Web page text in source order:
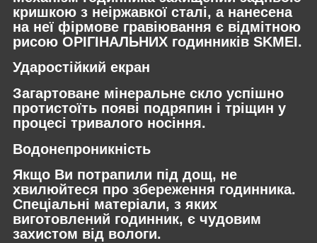
кришкою з неіржавкої сталі, а нанесена
на неї фірмове гравіювання є відмітною
рисою ОРІГІНАЛЬНИХ годинників SKMEI.
Ударостійкий екран
Загартоване мінеральне скло успішно
протистоїть появі подряпин і тріщин у
процесі тривалого носіння.
Водонепроникність
Якщо Ви потрапили під дощ, не
хвилюйтеся про збереження годинника.
Спеціальні матеріали, з яких
виготовлений годинник, є чудовим
захистом від вологи.